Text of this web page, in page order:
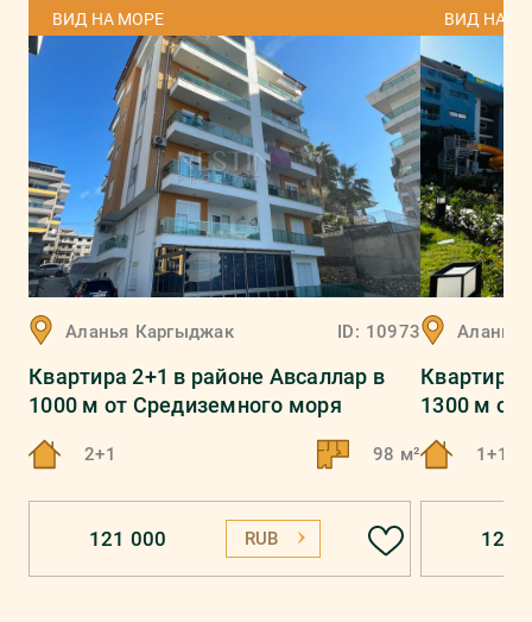
ВИД НА МОРЕ
Аланья Каргыджак ID: 10973
Квартира 2+1 в районе Авсаллар в
1000 м от Средиземного моря
2+1 98 м²
121 000 RUB
ВИД НА
Аланья
Квартира
1300 м от
1+1
129